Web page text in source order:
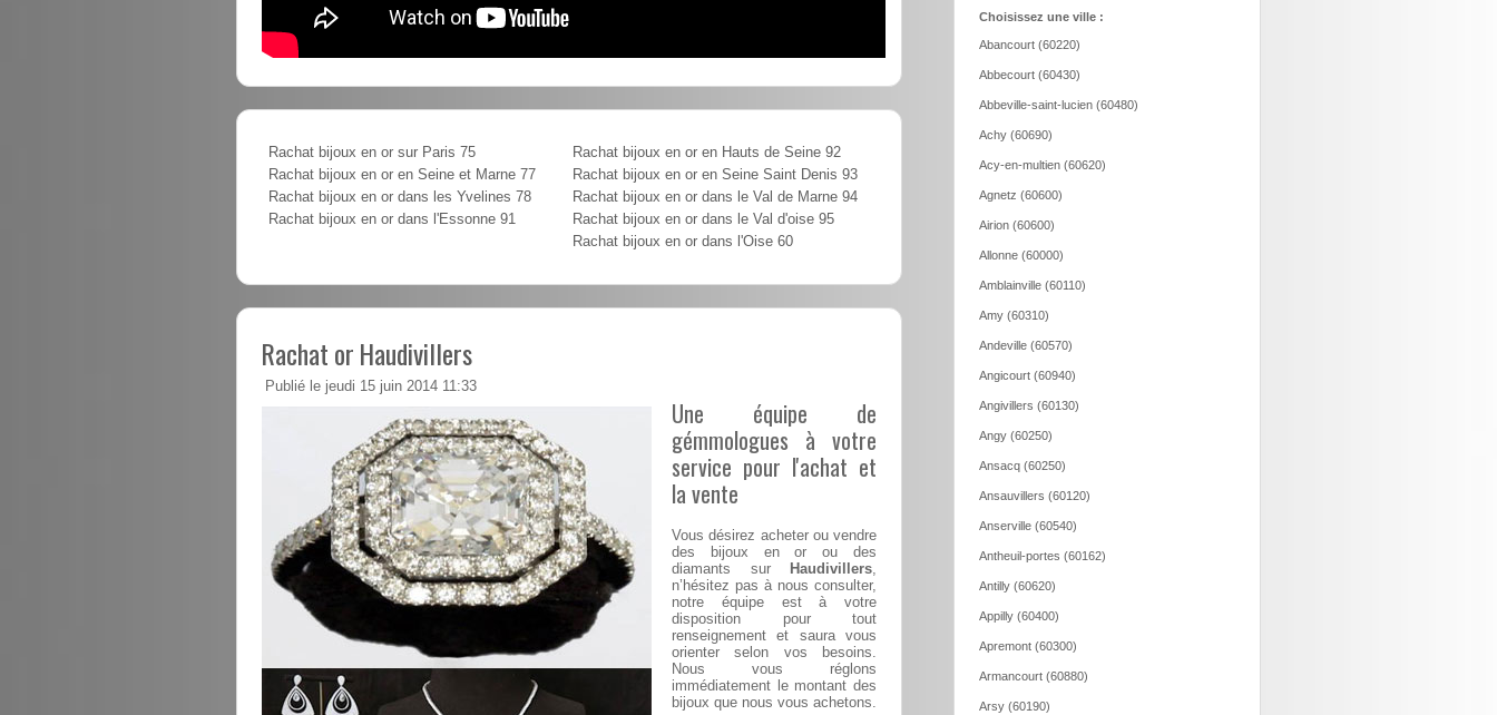
Rachat bijoux en or sur Paris 75
Rachat bijoux en or en Seine et Marne 77
Rachat bijoux en or dans les Yvelines 78
Rachat bijoux en or dans l'Essonne 91
Rachat bijoux en or en Hauts de Seine 92
Rachat bijoux en or en Seine Saint Denis 93
Rachat bijoux en or dans le Val de Marne 94
Rachat bijoux en or dans le Val d'oise 95
Rachat bijoux en or dans l'Oise 60
Rachat or Haudivillers
Publié le jeudi 15 juin 2014 11:33
Une équipe de
gémmologues à votre
service pour l'achat et
la vente
Vous désirez acheter ou vendre
des bijoux en or ou des
diamants sur
Haudivillers,
n’hésitez pas à nous consulter,
notre équipe est à votre
disposition pour tout
renseignement et saura vous
orienter selon vos besoins.
Nous vous réglons
immédiatement le montant des
bijoux que nous vous achetons.
Choisissez une ville :
Abancourt (60220)
Abbecourt (60430)
Abbeville-saint-lucien (60480)
Achy (60690)
Acy-en-multien (60620)
Agnetz (60600)
Airion (60600)
Allonne (60000)
Amblainville (60110)
Amy (60310)
Andeville (60570)
Angicourt (60940)
Angivillers (60130)
Angy (60250)
Ansacq (60250)
Ansauvillers (60120)
Anserville (60540)
Antheuil-portes (60162)
Antilly (60620)
Appilly (60400)
Apremont (60300)
Armancourt (60880)
Arsy (60190)